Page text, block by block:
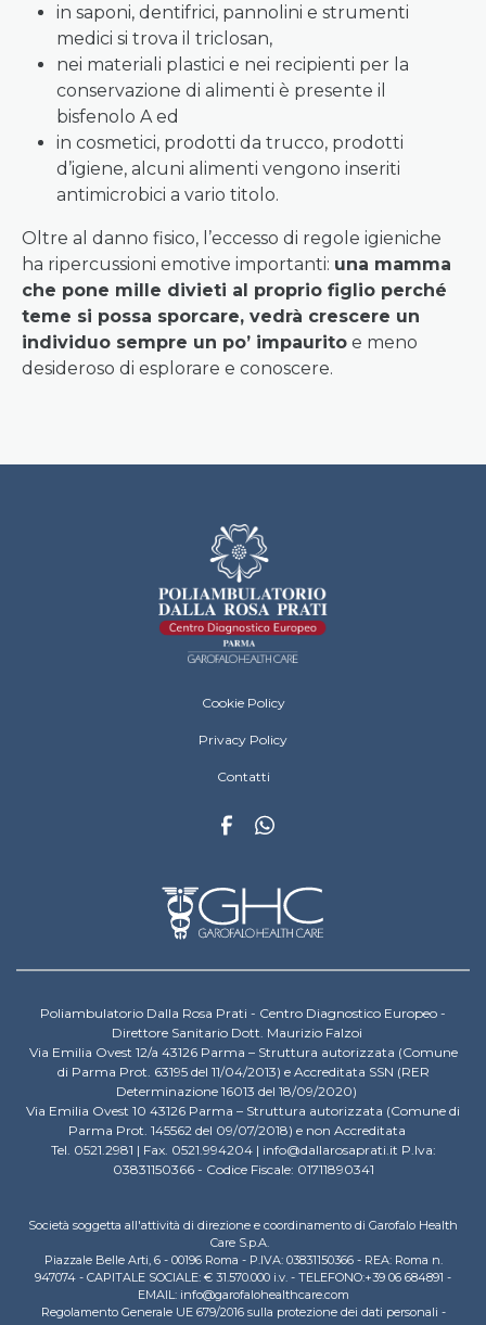
in saponi, dentifrici, pannolini e strumenti
medici si trova il triclosan,
nei materiali plastici e nei recipienti per la
conservazione di alimenti è presente il
bisfenolo A ed
in cosmetici, prodotti da trucco, prodotti
d’igiene, alcuni alimenti vengono inseriti
antimicrobici a vario titolo.
Oltre al danno fisico, l’eccesso di regole igieniche
ha ripercussioni emotive importanti: una mamma
che pone mille divieti al proprio figlio perché
teme si possa sporcare, vedrà crescere un
individuo sempre un po’ impaurito e meno
desideroso di esplorare e conoscere.
Dalla Rosa Prati Footer Menu
Cookie Policy
Privacy Policy
Contatti
Poliambulatorio Dalla Rosa Prati - Centro Diagnostico Europeo -
Direttore Sanitario Dott. Maurizio Falzoi
Via Emilia Ovest 12/a 43126 Parma – Struttura autorizzata (Comune
di Parma Prot. 63195 del 11/04/2013) e Accreditata SSN (RER
Determinazione 16013 del 18/09/2020)
Via Emilia Ovest 10 43126 Parma – Struttura autorizzata (Comune di
Parma Prot. 145562 del 09/07/2018) e non Accreditata
Tel. 0521.2981 | Fax. 0521.994204 | info@dallarosaprati.it P.Iva:
03831150366 - Codice Fiscale: 01711890341
Società soggetta all'attività di direzione e coordinamento di Garofalo Health
Care S.p.A.
Piazzale Belle Arti, 6 - 00196 Roma - P.IVA: 03831150366 - REA: Roma n.
947074 - CAPITALE SOCIALE: € 31.570.000 i.v. - TELEFONO:+39 06 684891 -
EMAIL: info@garofalohealthcare.com
Regolamento Generale UE 679/2016 sulla protezione dei dati personali -